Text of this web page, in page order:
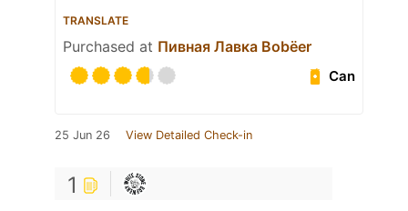
TRANSLATE
Purchased at Пивная Лавка Bobёеr
Can
25 Jun 26 View Detailed Check-in
1